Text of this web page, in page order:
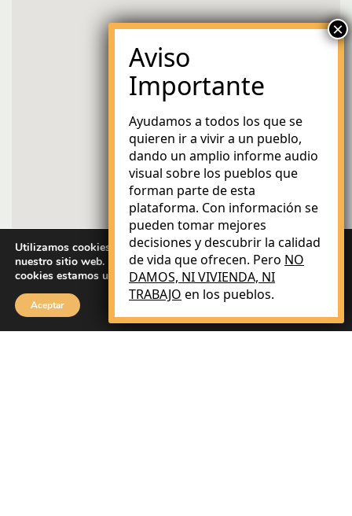
Ayudamos a todos los que se
quieren ir a vivir a un pueblo,
dando un amplio informe audio
visual sobre los pueblos que
forman parte de esta
plataforma. Con información se
pueden tomar mejores
decisiones y descubrir la calidad
de vida que ofrecen. Pero NO
DAMOS, NI VIVIENDA, NI
TRABAJO en los pueblos.
Utilizamos cookies para brindarle la mejor experiencia en
nuestro sitio web. Puede obtener más información sobre qué
cookies estamos utilizando o desactivarlas enajustes
Aceptar